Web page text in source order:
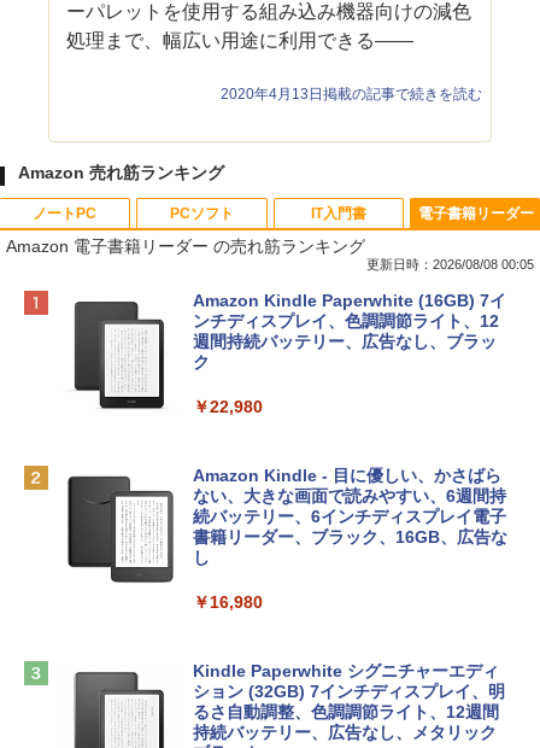
ーパレットを使用する組み込み機器向けの減色
処理まで、幅広い用途に利用できる――
2020年4月13日掲載の記事で続きを読む
Amazon 売れ筋ランキング
ノートPC
Apple 2026 MacBook Neo A18 Proチッ
プ搭載13インチノートブック：AIとAppl
e Intelligence、Liquid Retinaディスプ
レイ、8GBメモリ、512GB SSD、1080p
ィゴ + 3年延長 AppleCare+ for 13インチ
￥162,598
tomtoc 360°保護 15.6 16インチ パソコ
ンケース Dell NEC Lavie ASUS HP dyna
Apple 2026 MacBook Air M5チップ搭載
13インチノートブック：AIとApple Intell
igence、13.6インチLiquid Retinaディ
PCソフト
Robloxギフトカード - 800 Robux 【限
定バーチャルアイテムを含む】 【オンラ
インゲームコード】 ロブロックス | オン
ラインコード版
￥1,300
Robloxギフトカード - 1000 Robux 【限
定バーチャルアイテムを含む】 【オンラ
インゲームコード】 ロブロックス |オン
ラインコード版
4(最新 永続版)|オンラインコード版|Wind
ows11、10/mac対応|PC2台
￥39,582
IT入門書
生成AIパスポート公式テキスト 第４版
￥1,766
出す プロンプトの言葉 AI画像生成シリー
ズ (はぴーイラストLabo)
￥480
ClaudeCode いちばんやさしい 教科書:
にもKindle出版にも！ 非エンジニアのた
めのAIコーディング入門シリーズ
￥99
電子書籍リーダー
Amazon 電子書籍リーダー の売れ筋ランキング
更新日時：2026/08/08 00:05
Amazon Kindle Paperwhite (16GB) 7イ
ンチディスプレイ、色調調節ライト、12
週間持続バッテリー、広告なし、ブラッ
ク
￥22,980
Amazon Kindle - 目に優しい、かさばら
ない、大きな画面で読みやすい、6週間持
続バッテリー、6インチディスプレイ電子
書籍リーダー、ブラック、16GB、広告な
し
￥16,980
Kindle Paperwhite シグニチャーエディ
ション (32GB) 7インチディスプレイ、明
るさ自動調整、色調調節ライト、12週間
持続バッテリー、広告なし、メタリック